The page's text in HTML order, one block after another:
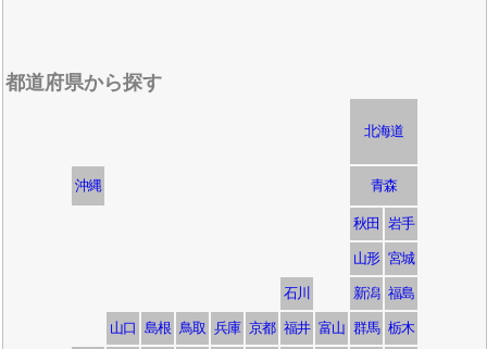
都道府県から探す
北海道
沖縄 青森
秋田 岩手
山形 宮城
石川 新潟 福島
山口 島根 鳥取 兵庫 京都 福井 富山 群馬 栃木